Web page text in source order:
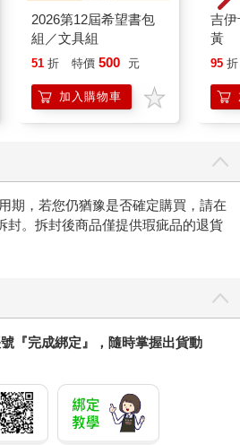
2026第12屆希望書包
組／文具組
51 折 特價 500 元
加入購物車
吉
黃
95 折
期，若您仍猶豫是否確定購買，請在
封。拆封後商品僅提供瑕疵品的退貨
『完成綁定』，隨時掌握出貨動